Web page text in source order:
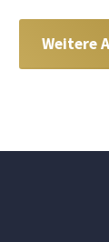
Weitere